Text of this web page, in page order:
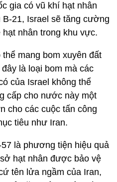
gia có vũ khí hạt nhân
21, Israel sẽ tăng cường
nhân trong khu vực.
mang bom xuyên đất
là loại bom mà các
của Israel không thể
cấp cho nước này một
cho các cuộc tấn công
tiêu như Iran.
là phương tiện hiệu quả
hạt nhân được bảo vệ
tên lửa ngầm của Iran,